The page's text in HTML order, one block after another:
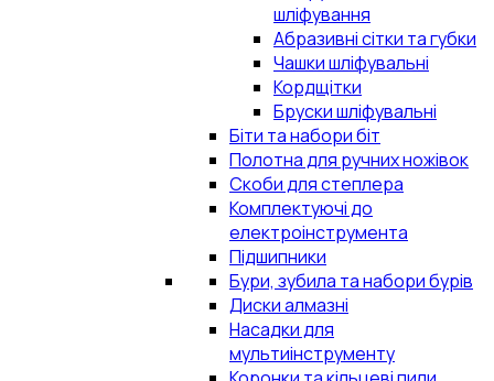
шліфування
Абразивні сітки та губки
Чашки шліфувальні
Кордщітки
Бруски шліфувальні
Біти та набори біт
Полотна для ручних ножівок
Скоби для степлера
Комплектуючі до
електроінструмента
Підшипники
Бури, зубила та набори бурів
Диски алмазні
Насадки для
мультиінструменту